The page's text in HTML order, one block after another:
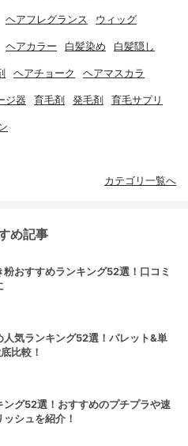
ヘアフレグランス ウィッグ
ヘアカラー 白髪染め 白髪隠し
ヘアチョーク ヘアマスカラ
ジ器 育毛剤 発毛剤 育毛サプリ
カテゴリ一覧へ
め記事
おすすめランキング52選！口コミ
人気ランキング52選！パレット&単
比較！
ング52選！おすすめのプチプラや速
シュを紹介！